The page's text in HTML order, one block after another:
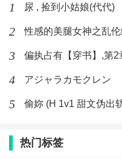
1 尿 , 捡到小姑娘(代代)
2
3 偏执占有【穿书】,第
4
5 偷妳 (H 1v1 甜文伪出
热门标签